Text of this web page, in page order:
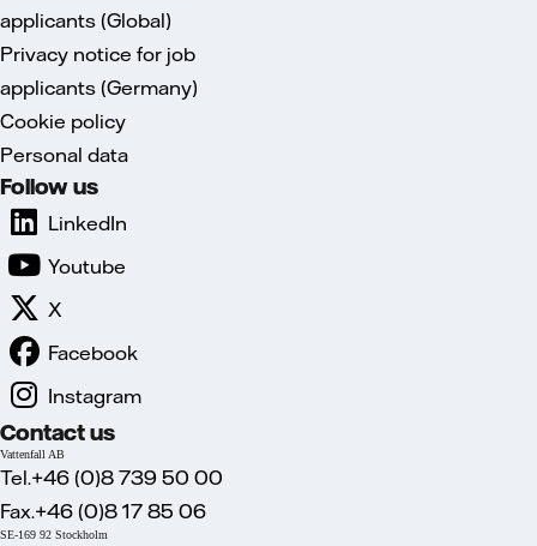
applicants (Global)
Privacy notice for job
applicants (Germany)
Cookie policy
Personal data
Follow us
LinkedIn
Youtube
X
Facebook
Instagram
Contact us
Vattenfall AB
Tel.+46 (0)8 739 50 00
Fax.+46 (0)8 17 85 06
SE-169 92 Stockholm